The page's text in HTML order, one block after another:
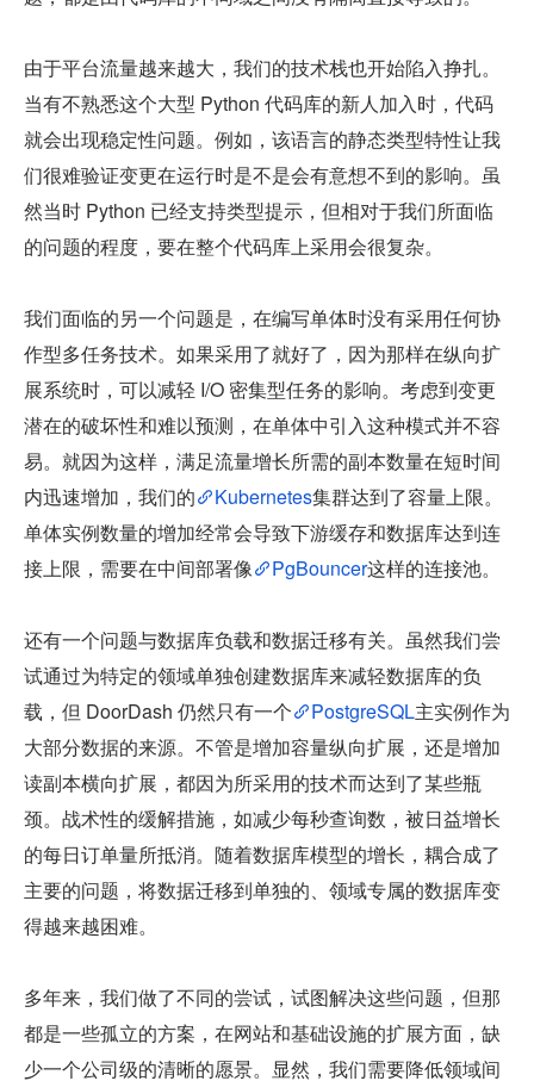
由于平台流量越来越大，我们的技术栈也开始陷入挣扎。
当有不熟悉这个大型 Python 代码库的新人加入时，代码
就会出现稳定性问题。例如，该语言的静态类型特性让我
们很难验证变更在运行时是不是会有意想不到的影响。虽
然当时 Python 已经支持类型提示，但相对于我们所面临
的问题的程度，要在整个代码库上采用会很复杂。
我们面临的另一个问题是，在编写单体时没有采用任何协
作型多任务技术。如果采用了就好了，因为那样在纵向扩
展系统时，可以减轻 I/O 密集型任务的影响。考虑到变更
潜在的破坏性和难以预测，在单体中引入这种模式并不容
易。就因为这样，满足流量增长所需的副本数量在短时间
内迅速增加，我们的
Kubernetes集群达到了容量上限。
单体实例数量的增加经常会导致下游缓存和数据库达到连
接上限，需要在中间部署像
PgBouncer这样的连接池。
还有一个问题与数据库负载和数据迁移有关。虽然我们尝
试通过为特定的领域单独创建数据库来减轻数据库的负
载，但 DoorDash 仍然只有一个
PostgreSQL主实例作为
大部分数据的来源。不管是增加容量纵向扩展，还是增加
读副本横向扩展，都因为所采用的技术而达到了某些瓶
颈。战术性的缓解措施，如减少每秒查询数，被日益增长
的每日订单量所抵消。随着数据库模型的增长，耦合成了
主要的问题，将数据迁移到单独的、领域专属的数据库变
得越来越困难。
多年来，我们做了不同的尝试，试图解决这些问题，但那
都是一些孤立的方案，在网站和基础设施的扩展方面，缺
少一个公司级的清晰的愿景。显然，我们需要降低领域间